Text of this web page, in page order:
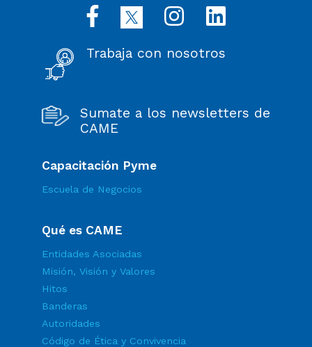
Trabaja con nosotros
Sumate a los newsletters de
CAME
Capacitación Pyme
Escuela de Negocios
Qué es CAME
Entidades Asociadas
Misión, Visión y Valores
Hitos
Banderas
Autoridades
Código de Ética y Convivencia